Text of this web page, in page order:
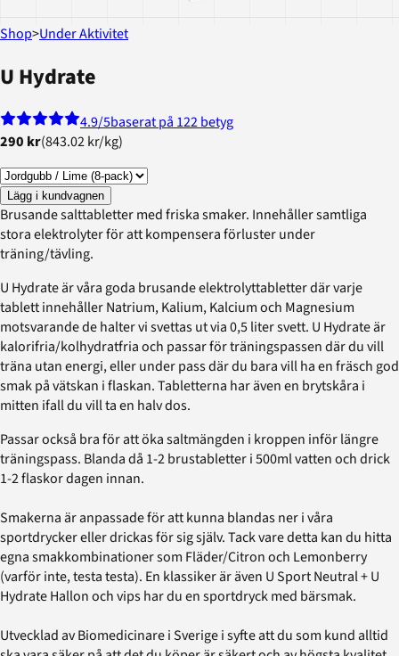
Shop>Under Aktivitet
U Hydrate
4.9/5baserat på 122 betyg
290 kr(843.02 kr/kg)
Lägg i kundvagnen
Brusande salttabletter med friska smaker. Innehåller samtliga
stora elektrolyter för att kompensera förluster under
träning/tävling.
U Hydrate är våra goda brusande elektrolyttabletter där varje
tablett innehåller Natrium, Kalium, Kalcium och Magnesium
motsvarande de halter vi svettas ut via 0,5 liter svett. U Hydrate är
kalorifria/kolhydratfria och passar för träningspassen där du vill
träna utan energi, eller under pass där du bara vill ha en fräsch god
smak på vätskan i flaskan. Tabletterna har även en brytskåra i
mitten ifall du vill ta en halv dos.
Passar också bra för att öka saltmängden i kroppen inför längre
träningspass. Blanda då 1-2 brustabletter i 500ml vatten och drick
1-2 flaskor dagen innan.
Smakerna är anpassade för att kunna blandas ner i våra
sportdrycker eller drickas för sig själv. Tack vare detta kan du hitta
egna smakkombinationer som Fläder/Citron och Lemonberry
(varför inte, testa testa). En klassiker är även U Sport Neutral + U
Hydrate Hallon och vips har du en sportdryck med bärsmak.
Utvecklad av Biomedicinare i Sverige i syfte att du som kund alltid